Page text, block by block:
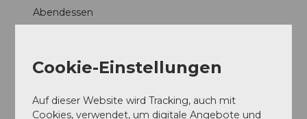
Abendessen
Social Media
Cookie-Einstellungen
Auf dieser Website wird Tracking, auch mit
Cookies, verwendet, um digitale Angebote und